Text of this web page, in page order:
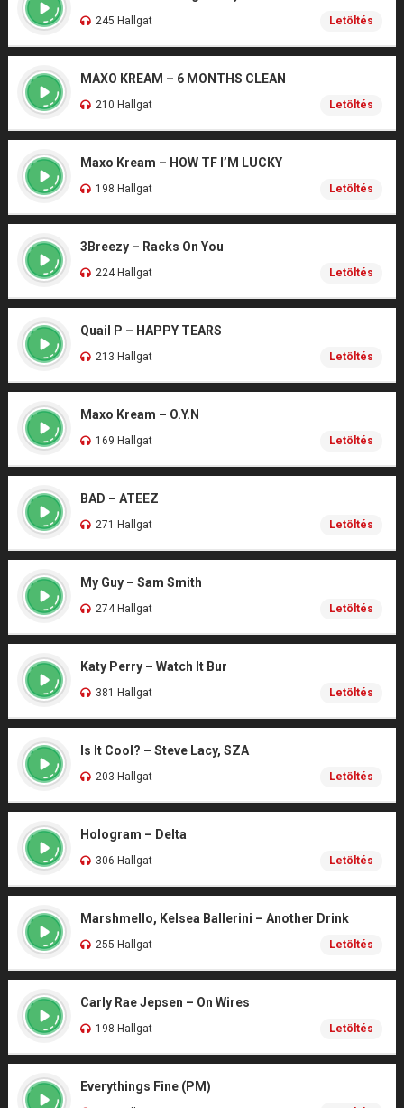
245 Hallgat Letöltés
MAXO KREAM – 6 MONTHS CLEAN
210 Hallgat Letöltés
Maxo Kream – HOW TF I’M LUCKY
198 Hallgat Letöltés
3Breezy – Racks On You
224 Hallgat Letöltés
Quail P – HAPPY TEARS
213 Hallgat Letöltés
Maxo Kream – O.Y.N
169 Hallgat Letöltés
BAD – ATEEZ
271 Hallgat Letöltés
My Guy – Sam Smith
274 Hallgat Letöltés
Katy Perry – Watch It Bur
381 Hallgat Letöltés
Is It Cool? – Steve Lacy, SZA
203 Hallgat Letöltés
Hologram – Delta
306 Hallgat Letöltés
Marshmello, Kelsea Ballerini – Another Drink
255 Hallgat Letöltés
Carly Rae Jepsen – On Wires
198 Hallgat Letöltés
Everythings Fine (PM)